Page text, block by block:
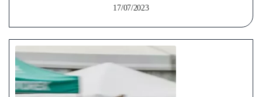
17/07/2023